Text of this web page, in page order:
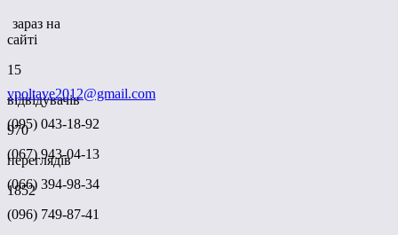
зараз на
сайті
15
відвідувачів
970
переглядів
1852
vpoltave2012@gmail.com
(095) 043-18-92
(067) 943-04-13
(066) 394-98-34
(096) 749-87-41